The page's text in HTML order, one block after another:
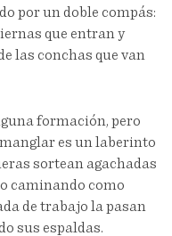
por un doble compás:
que entran y
las conchas que van
formación, pero
es un laberinto
sortean agachadas
caminando como
de trabajo la pasan
sus espaldas.